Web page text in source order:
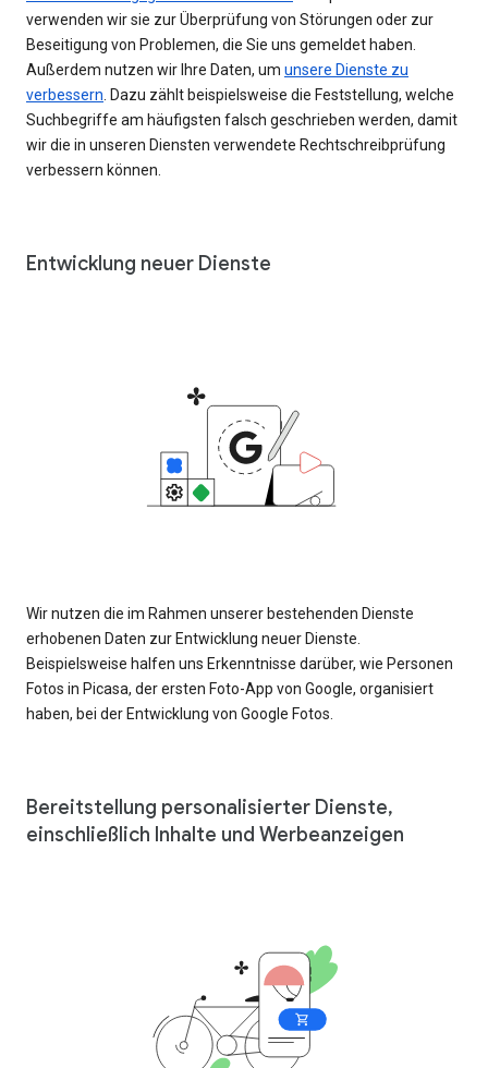
verwenden wir sie zur Überprüfung von Störungen oder zur
Beseitigung von Problemen, die Sie uns gemeldet haben.
Außerdem nutzen wir Ihre Daten, um unsere Dienste zu
verbessern . Dazu zählt beispielsweise die Feststellung, welche
Suchbegriffe am häufigsten falsch geschrieben werden, damit
wir die in unseren Diensten verwendete Rechtschreibprüfung
verbessern können.
Entwicklung neuer Dienste
Wir nutzen die im Rahmen unserer bestehenden Dienste
erhobenen Daten zur Entwicklung neuer Dienste.
Beispielsweise halfen uns Erkenntnisse darüber, wie Personen
Fotos in Picasa, der ersten Foto-App von Google, organisiert
haben, bei der Entwicklung von Google Fotos.
Bereitstellung personalisierter Dienste,
einschließlich Inhalte und Werbeanzeigen